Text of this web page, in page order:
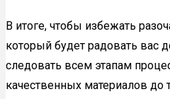
В итоге, чтобы избежать
который будет радовать вас
следовать всем этапам
качественных материалов до